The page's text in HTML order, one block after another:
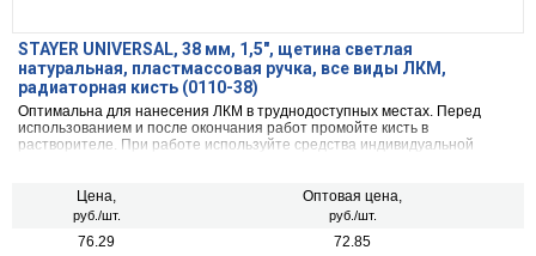
STAYER UNIVERSAL, 38 мм, 1,5″, щетина светлая
натуральная, пластмассовая ручка, все виды ЛКМ,
радиаторная кисть (0110-38)
Оптимальна для нанесения ЛКМ в труднодоступных местах. Перед
использованием и после окончания работ промойте кисть в
растворителе. При работе используйте средства индивидуальной
Цена,
руб./шт.
Оптовая цена,
руб./шт.
76.29 72.85